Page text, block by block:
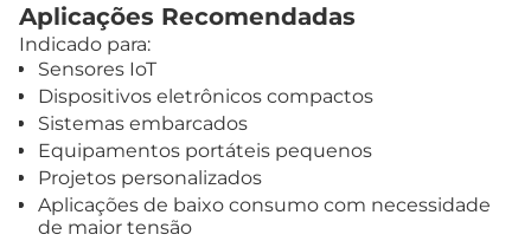
Aplicações Recomendadas
Indicado para:
Sensores IoT
Dispositivos eletrônicos compactos
Sistemas embarcados
Equipamentos portáteis pequenos
Projetos personalizados
Aplicações de baixo consumo com necessidade
de maior tensão